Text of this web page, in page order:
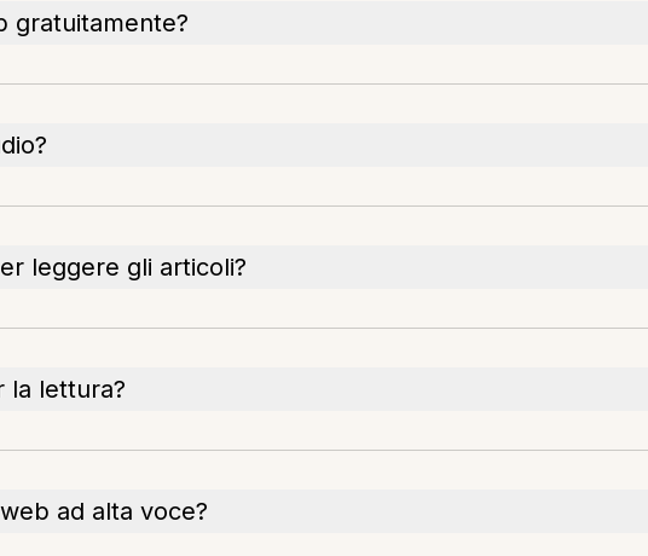
gratuitamente?
leggere gli articoli?
la lettura?
ad alta voce?